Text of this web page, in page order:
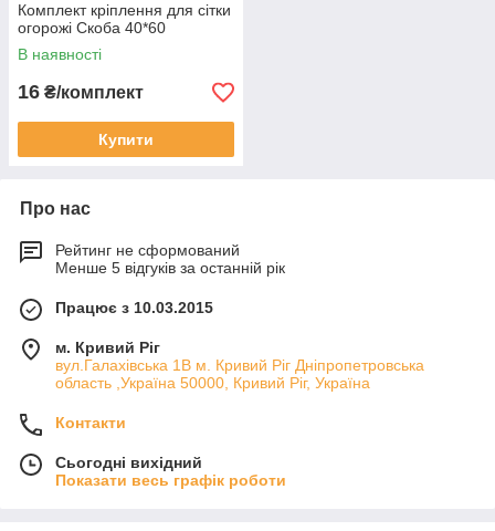
Комплект кріплення для сітки
огорожі Скоба 40*60
В наявності
16 ₴/комплект
Купити
Про нас
Рейтинг не сформований
Менше 5 відгуків за останній рік
Працює з 10.03.2015
м. Кривий Ріг
вул.Галахівська 1В м. Кривий Ріг Дніпропетровська
область ,Україна 50000, Кривий Ріг, Україна
Контакти
Сьогодні вихідний
Показати весь графік роботи